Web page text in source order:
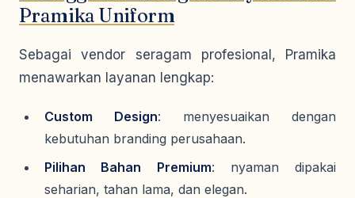
Pramika Uniform
Sebagai vendor seragam profesional, Pramika
menawarkan layanan lengkap:
Custom Design: menyesuaikan dengan
kebutuhan branding perusahaan.
Pilihan Bahan Premium: nyaman dipakai
seharian, tahan lama, dan elegan.